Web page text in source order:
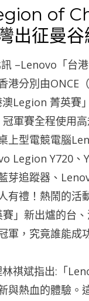
of
出征曼
–Lenovo「台
港分別由ONCE
Legion 菁英賽
軍賽全程使用
上型電競電腦
Legion Y720
芽追蹤器、
有禮！熱鬧的活
賽」新出爐的台
軍，究竟誰能成
祺斌指出:「
與熱血的體驗